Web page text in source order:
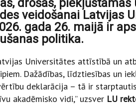
veidošanai Latvijas
gada 26. maijā ir
politika.
Universitātes attīstībā un
Dažādības, līdztiesības un
deklarācija – tā ir
akadēmisko vidi,” uzsver LU